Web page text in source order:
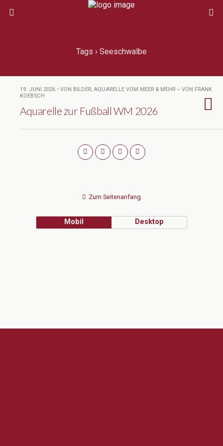
Tags › Seeschwalbe
19. JUNI 2026 • VON BILDER, AQUARELLE VOM MEER & MEHR – VON FRANK
KOEBSCH
Aquarelle zur Fußball WM 2026
Zum Seitenanfang
Mobil Desktop